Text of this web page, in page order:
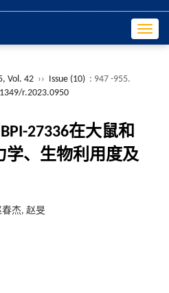
Vol. 42 ›› Issue (10) : 947 -955.
r.2023.0950
27336在大鼠和
学、生物利用度及
杰, 赵旻